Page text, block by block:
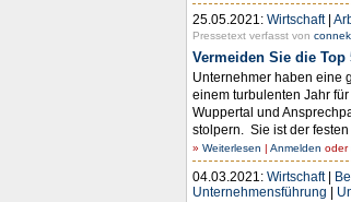
25.05.2021: Wirtschaft|
Pressetext verfasst von
Vermeiden Sie die
Unternehmer haben eine
einem turbulenten Jahr
Wuppertal und
stolpern. Sie ist der
» Weiterlesen | Anmelden oder
04.03.2021: Wirtschaft|
Unternehmensführung |